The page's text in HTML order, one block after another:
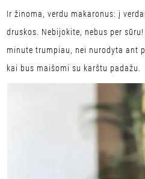
Ir žinoma, verdu makaronus: į
druskos. Nebijokite, nebus per
minute trumpiau, nei nurodyta ant
kai bus maišomi su karštu padažu.